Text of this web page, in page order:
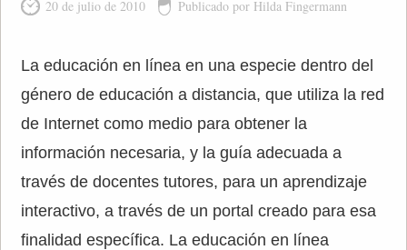
20 de julio de 2010 Publicado por Hilda Fingermann
La educación en línea en una especie dentro del
género de educación a distancia, que utiliza la red
de Internet como medio para obtener la
información necesaria, y la guía adecuada a
través de docentes tutores, para un aprendizaje
interactivo, a través de un portal creado para esa
finalidad específica. La educación en línea